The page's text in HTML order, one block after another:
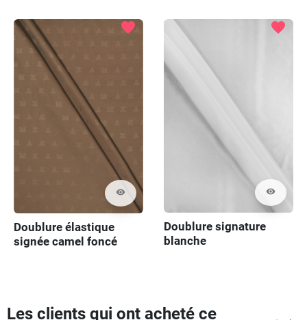
visibility
favorite
Doublure élastique
signée camel foncé
visibility
favorite
Doublure signature
blanche
Les clients qui ont acheté ce